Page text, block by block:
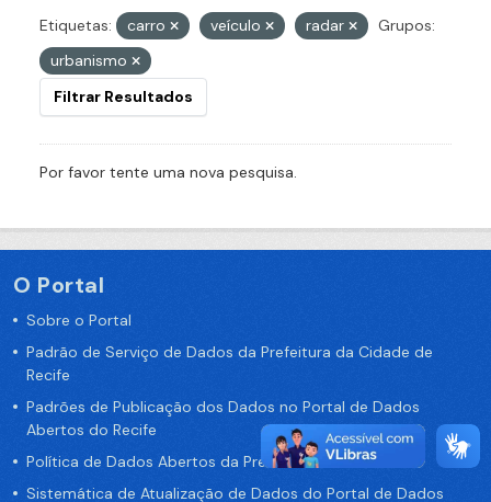
Etiquetas: carro veículo radar
Grupos:
urbanismo
Filtrar Resultados
Por favor tente uma nova pesquisa.
O Portal
Sobre o Portal
Padrão de Serviço de Dados da Prefeitura da Cidade de
Recife
Padrões de Publicação dos Dados no Portal de Dados
Abertos do Recife
Política de Dados Abertos da Prefeitura do Recife
Sistemática de Atualização de Dados do Portal de Dados